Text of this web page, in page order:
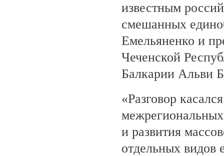
известным
смешанных
Емельяненко и
Чеченской
Балкарии Альви
«Разговор
и развития
отдельных видов